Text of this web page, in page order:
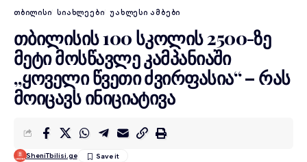
ᲗᲑᲘᲚᲘᲡᲘ ᲡᲘᲐᲮᲚᲔᲔᲑᲘ ᲣᲐᲮᲚᲔᲡᲘ ᲐᲛᲑᲔᲑᲘ
თბილისის 100 სკოლის 2500-ზე
მეტი მოსწავლე კამპანიაში
„ყოველი წვეთი ძვირფასია“ – რას
მოიცავს ინიციატივა
SheniTbilisi.ge